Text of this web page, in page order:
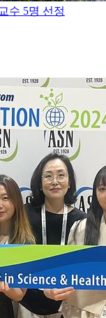
수 5명 선정